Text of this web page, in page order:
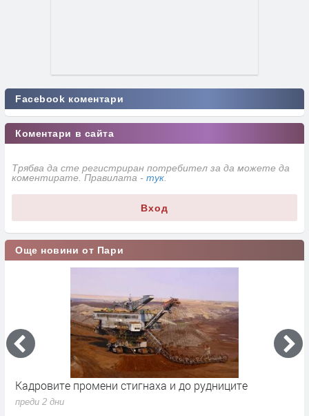
Facebook коментари
Коментари в сайта
Трябва да сте регистриран потребител за да можете да
коментирате. Правилата - тук
Вход
Още новини от Пари
Кадровите промени стигнаха и до рудниците
преди 2 дни